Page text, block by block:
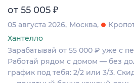
от 55 005 ₽
05 августа 2026 Москва
Хантелло
Зарабатывай от 55 000 ₽ уже с
Работай рядом с домом — без
график под тебя: 2/2 или 3/3.